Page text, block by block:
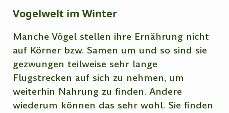
Vogelwelt im Winter
Manche Vögel stellen ihre Ernährung nicht
auf Körner bzw. Samen um und so sind sie
gezwungen teilweise sehr lange
Flugstrecken auf sich zu nehmen, um
weiterhin Nahrung zu finden. Andere
wiederum können das sehr wohl. Sie finden